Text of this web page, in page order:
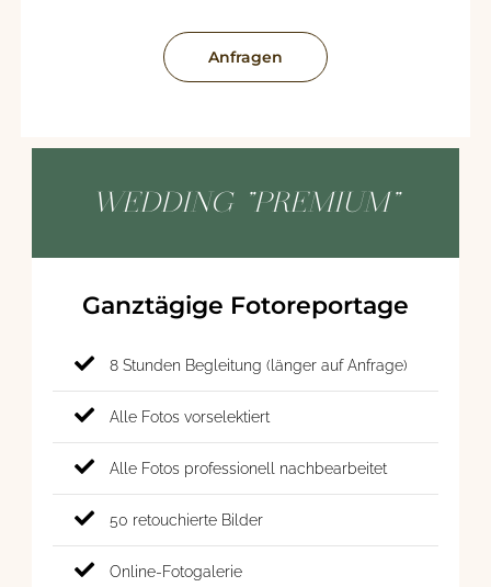
Anfragen
WEDDING "PREMIUM"
Ganztägige Fotoreportage
8 Stunden Begleitung (länger auf Anfrage)
Alle Fotos vorselektiert
Alle Fotos professionell nachbearbeitet
50 retouchierte Bilder
Online-Fotogalerie